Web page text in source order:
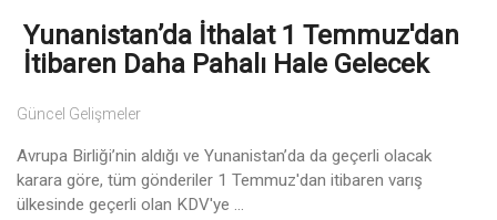
Yunanistan’da İthalat 1 Temmuz'dan
İtibaren Daha Pahalı Hale Gelecek
Güncel Gelişmeler
Avrupa Birliği’nin aldığı ve Yunanistan’da da geçerli olacak
karara göre, tüm gönderiler 1 Temmuz'dan itibaren varış
ülkesinde geçerli olan KDV'ye ...